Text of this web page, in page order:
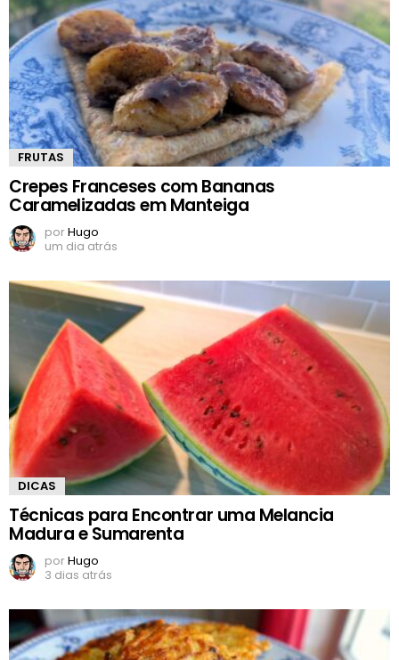
FRUTAS
Crepes Franceses com Bananas
Caramelizadas em Manteiga
porHugo
um dia atrás
DICAS
Técnicas para Encontrar uma Melancia
Madura e Sumarenta
porHugo
3 dias atrás